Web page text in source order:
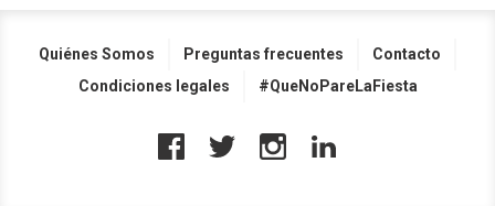
Quiénes Somos Preguntas frecuentes
Contacto
Condiciones legales
#QueNoPareLaFiesta